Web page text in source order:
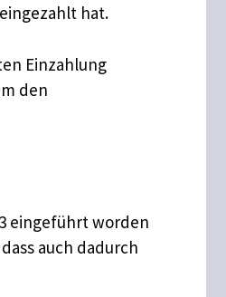
hat.
Einzahlung
den
eingeführt worden
auch dadurch